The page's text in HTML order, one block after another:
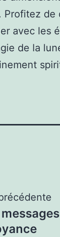
Profitez de
avec les
de la